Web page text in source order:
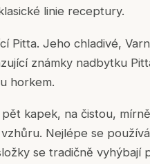
linie receptury.
Pitta. Jeho chladivé,
známky nadbytku
horkem.
kapek, na čistou,
Nejlépe se
se tradičně vyhýbají